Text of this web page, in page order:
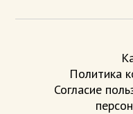
Политика
Согласие